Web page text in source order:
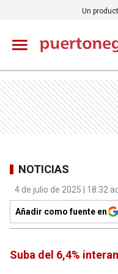
Un
NOTICIAS
4 de julio de 2025 | 18:32
Añadir como fuente en
Suba del 6,4%